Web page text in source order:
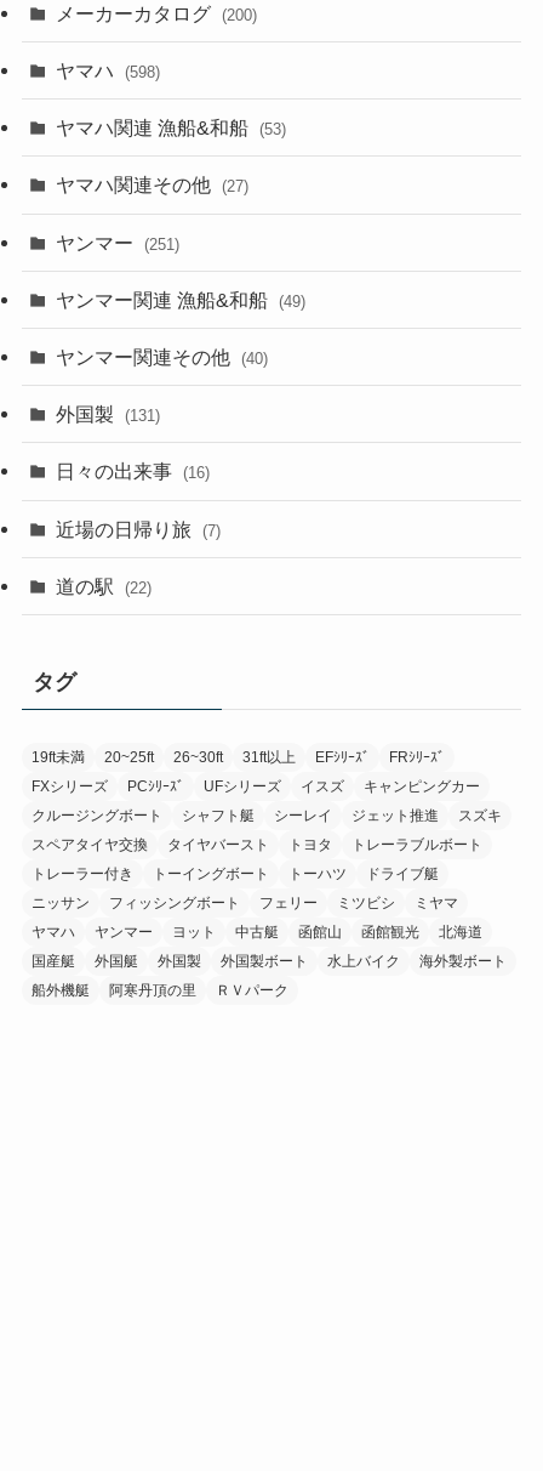
メーカーカタログ (200)
ヤマハ (598)
ヤマハ関連 漁船&和船 (53)
ヤマハ関連その他 (27)
ヤンマー (251)
ヤンマー関連 漁船&和船 (49)
ヤンマー関連その他 (40)
外国製 (131)
日々の出来事 (16)
近場の日帰り旅 (7)
道の駅 (22)
タグ
19ft未満 20~25ft 26~30ft 31ft以上 EFｼﾘｰｽﾞ
FRｼﾘｰｽﾞ
FXシリーズ
PCｼﾘｰｽﾞ UFシリーズ イスズ
キャンピングカー
クルージングボート
シャフト艇 シーレイ ジェット推進
スズキ
スペアタイヤ交換
タイヤバースト トヨタ
トレーラブルボート
トレーラー付き
トーイングボート トーハツ
ドライブ艇
ニッサン
フィッシングボート フェリー ミツビシ
ミヤマ
ヤマハ
ヤンマー ヨット 中古艇 函館山 函館観光
北海道
国産艇
外国艇 外国製 外国製ボート 水上バイク
海外製ボート
船外機艇
阿寒丹頂の里 ＲＶパーク